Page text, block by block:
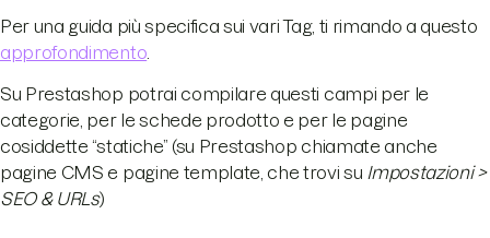
Per una guida più specifica sui vari Tag, ti rimando a questo
approfondimento
Su Prestashop potrai compilare questi campi per le
categorie, per le schede prodotto e per le pagine
cosiddette “statiche” (su Prestashop chiamate anche
pagine CMS e pagine template, che trovi su Impostazioni >
SEO & URLs)